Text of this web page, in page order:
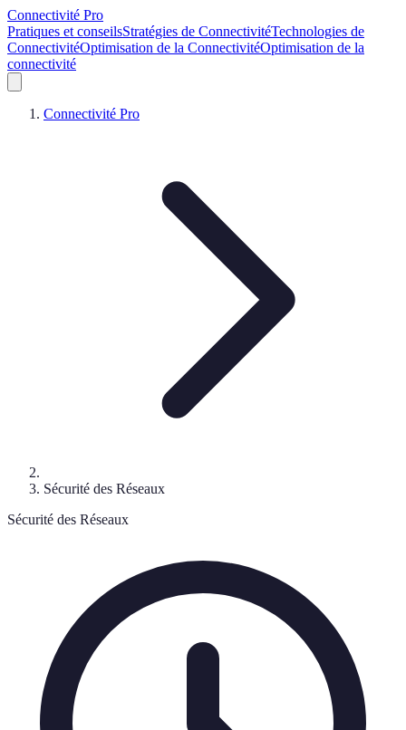
Connectivité Pro
Pratiques et conseilsStratégies de ConnectivitéTechnologies de
ConnectivitéOptimisation de la ConnectivitéOptimisation de la
connectivité
Connectivité Pro
Sécurité des Réseaux
Sécurité des Réseaux